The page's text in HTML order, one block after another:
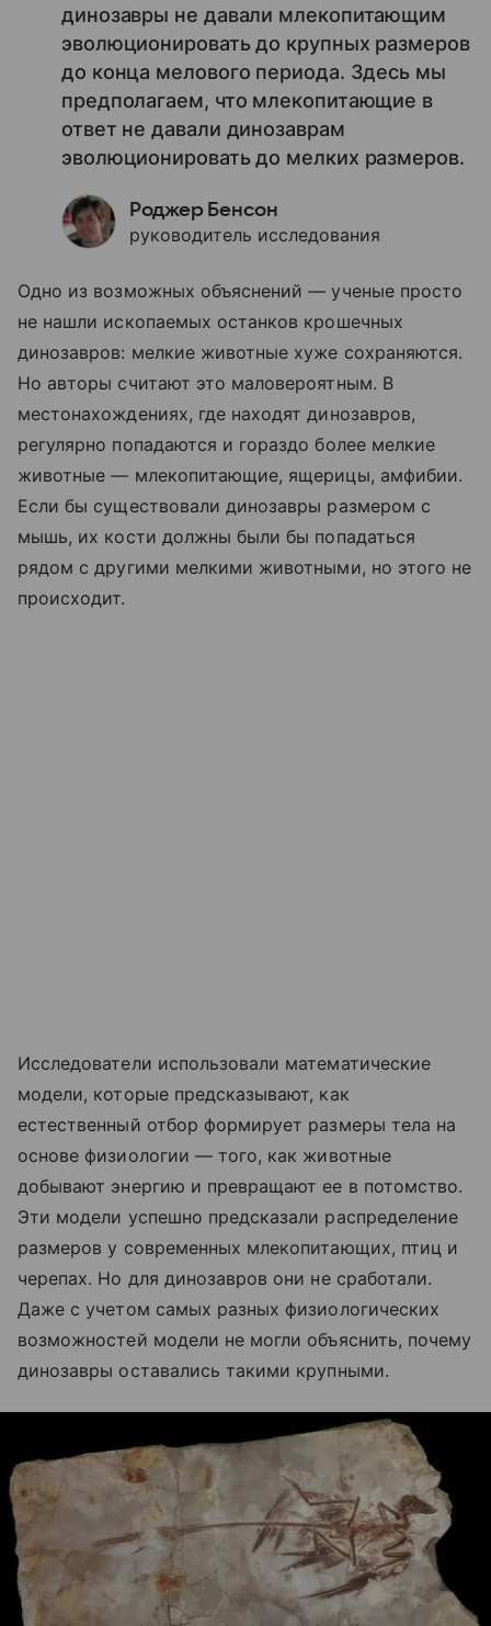
динозавры не давали млекопитающим
эволюционировать до крупных размеров
до конца мелового периода. Здесь мы
предполагаем, что млекопитающие в
ответ не давали динозаврам
эволюционировать до мелких размеров.
Роджер Бенсон
руководитель исследования
Одно из возможных объяснений — ученые просто
не нашли ископаемых останков крошечных
динозавров: мелкие животные хуже сохраняются.
Но авторы считают это маловероятным. В
местонахождениях, где находят динозавров,
регулярно попадаются и гораздо более мелкие
животные — млекопитающие, ящерицы, амфибии.
Если бы существовали динозавры размером с
мышь, их кости должны были бы попадаться
рядом с другими мелкими животными, но этого не
происходит.
Исследователи использовали математические
модели, которые предсказывают, как
естественный отбор формирует размеры тела на
основе физиологии — того, как животные
добывают энергию и превращают ее в потомство.
Эти модели успешно предсказали распределение
размеров у современных млекопитающих, птиц и
черепах. Но для динозавров они не сработали.
Даже с учетом самых разных физиологических
возможностей модели не могли объяснить, почему
динозавры оставались такими крупными.